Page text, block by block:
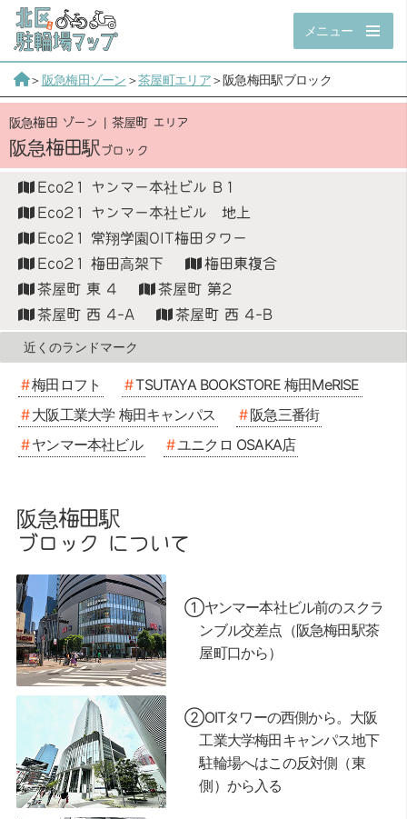
メニュー
＞阪急梅田ゾーン ＞茶屋町エリア＞阪急梅田駅ブロック
阪急梅田駅
阪急梅田 ゾーン 茶屋町 エリア
Eco21 ヤンマー本社ビル B１
Eco21 ヤンマー本社ビル 地上
Eco21 常翔学園OIT梅田タワー
Eco21 梅田高架下
梅田東複合
茶屋町 東 4
茶屋町 第2
茶屋町 西 4-A
茶屋町 西 4-B
梅田ロフト
TSUTAYA BOOKSTORE 梅田MeRISE
大阪工業大学 梅田キャンパス
阪急三番街
ヤンマー本社ビル
ユニクロ OSAKA店
阪急梅田駅
ブロック について
①ヤンマー本社ビル前のスクラ
ンブル交差点（阪急梅田駅茶
屋町口から）
②OITタワーの西側から。大阪
工業大学梅田キャンパス地下
駐輪場へはこの反対側（東
側）から入る